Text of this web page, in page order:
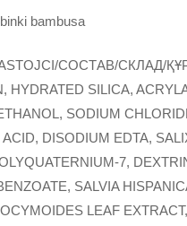
bambusa
СОСТАВ/СКЛАД/
HYDRATED SILICA,
SODIUM
DISODIUM EDTA,
7,
SALVIA
LEAF